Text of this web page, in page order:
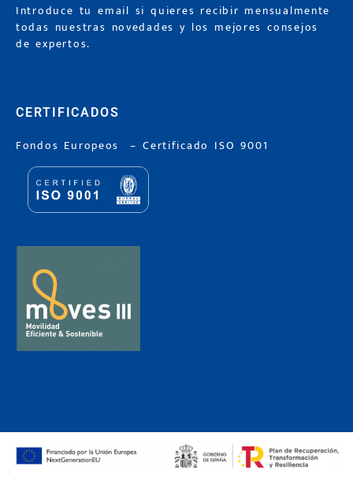
Introduce tu email si quieres recibir mensualmente
todas nuestras novedades y los mejores consejos
de expertos.
CERTIFICADOS
Fondos Europeos –Certificado ISO 9001